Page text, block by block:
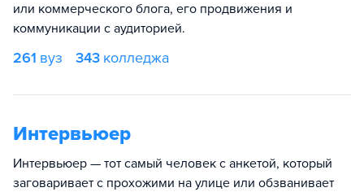
или коммерческого блога, его продвижения и
коммуникации с аудиторией.
261 вуз 343 колледжа
Интервьюер
Интервьюер — тот самый человек с анкетой, который
заговаривает с прохожими на улице или обзванивает